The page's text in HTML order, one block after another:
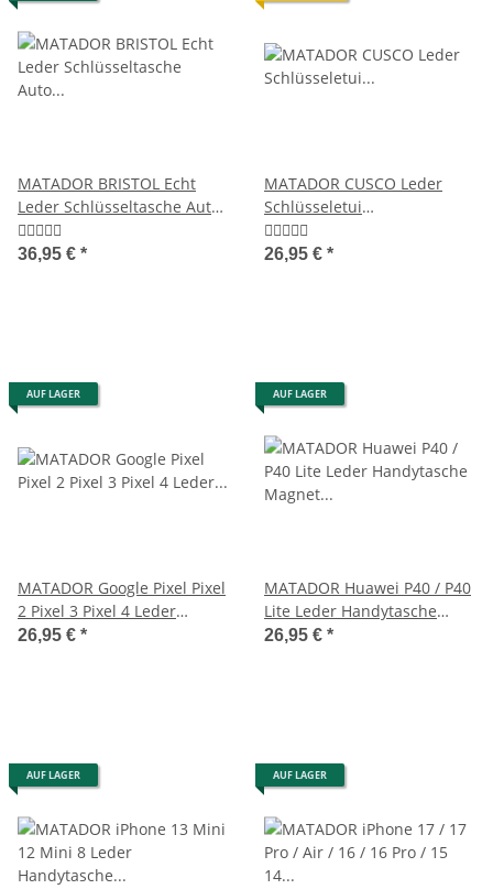
MATADOR BRISTOL Echt
Leder Schlüsseltasche Auto
Motorrad RFID
36,95 € *
MATADOR CUSCO Leder
Schlüsseletui
Schlüsseltasche 2
Schlüsselringe
26,95 € *
AUF LAGER
MATADOR Google Pixel Pixel
2 Pixel 3 Pixel 4 Leder
Vertikaltasche Braun
26,95 € *
AUF LAGER
MATADOR Huawei P40 / P40
Lite Leder Handytasche
Magnet Clip Braun
26,95 € *
AUF LAGER AUF LAGER